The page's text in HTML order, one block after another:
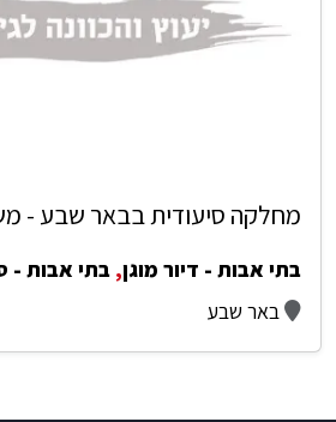
מחלקה סיעודית בבאר שבע -
בתי אבות - דיור מוגן, בתי אבות -
באר שבע